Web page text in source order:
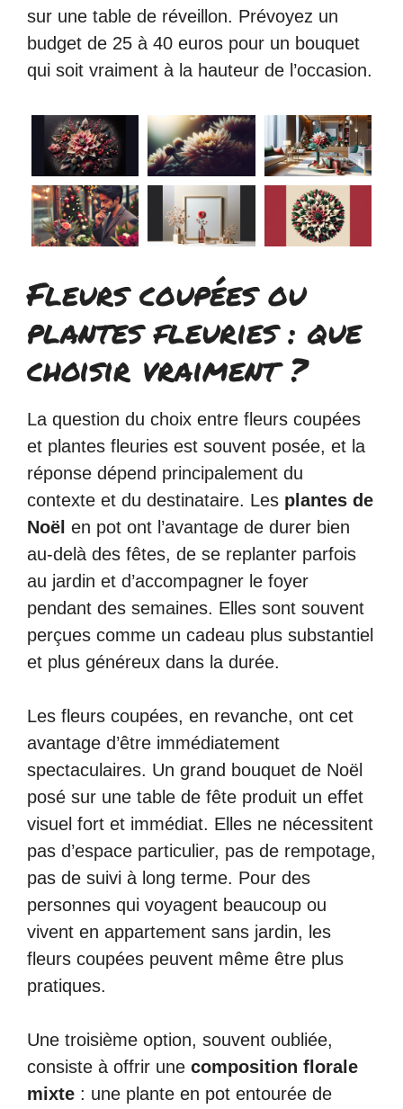
sur une table de réveillon. Prévoyez un
budget de 25 à 40 euros pour un bouquet
qui soit vraiment à la hauteur de l’occasion.
Fleurs coupées ou
plantes fleuries : que
choisir vraiment ?
La question du choix entre fleurs coupées
et plantes fleuries est souvent posée, et la
réponse dépend principalement du
contexte et du destinataire. Les plantes de
Noël en pot ont l’avantage de durer bien
au-delà des fêtes, de se replanter parfois
au jardin et d’accompagner le foyer
pendant des semaines. Elles sont souvent
perçues comme un cadeau plus substantiel
et plus généreux dans la durée.
Les fleurs coupées, en revanche, ont cet
avantage d’être immédiatement
spectaculaires. Un grand bouquet de Noël
posé sur une table de fête produit un effet
visuel fort et immédiat. Elles ne nécessitent
pas d’espace particulier, pas de rempotage,
pas de suivi à long terme. Pour des
personnes qui voyagent beaucoup ou
vivent en appartement sans jardin, les
fleurs coupées peuvent même être plus
pratiques.
Une troisième option, souvent oubliée,
consiste à offrir une composition florale
mixte : une plante en pot entourée de